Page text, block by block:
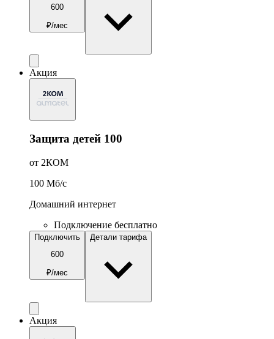
600
₽/мес
Акция
Защита детей 100
от 2КОМ
100 Мб/c
Домашний интернет
Подключение бесплатно
Подключить
600
₽/мес
Детали тарифа
Акция